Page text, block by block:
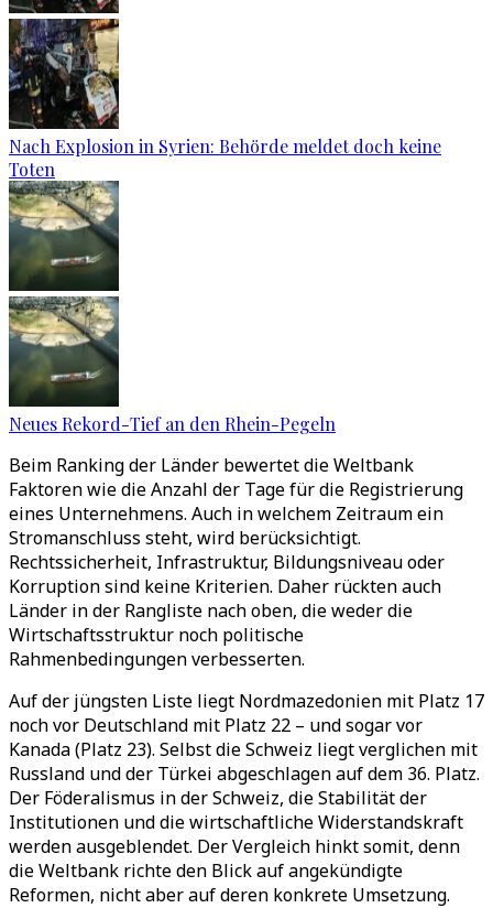
Nach Explosion in Syrien: Behörde meldet doch keine
Toten
Neues Rekord-Tief an den Rhein-Pegeln
Beim Ranking der Länder bewertet die Weltbank
Faktoren wie die Anzahl der Tage für die Registrierung
eines Unternehmens. Auch in welchem Zeitraum ein
Stromanschluss steht, wird berücksichtigt.
Rechtssicherheit, Infrastruktur, Bildungsniveau oder
Korruption sind keine Kriterien. Daher rückten auch
Länder in der Rangliste nach oben, die weder die
Wirtschaftsstruktur noch politische
Rahmenbedingungen verbesserten.
Auf der jüngsten Liste liegt Nordmazedonien mit Platz 17
noch vor Deutschland mit Platz 22 – und sogar vor
Kanada (Platz 23). Selbst die Schweiz liegt verglichen mit
Russland und der Türkei abgeschlagen auf dem 36. Platz.
Der Föderalismus in der Schweiz, die Stabilität der
Institutionen und die wirtschaftliche Widerstandskraft
werden ausgeblendet. Der Vergleich hinkt somit, denn
die Weltbank richte den Blick auf angekündigte
Reformen, nicht aber auf deren konkrete Umsetzung.